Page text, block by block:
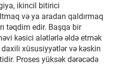
ikincil bitirici
və ya aradan qaldırmaq
təqdim edir. Başqa bir
kəsici alətlərlə əldə etmək
xüsusiyyətlər və kəskin
Proses yüksək dərəcədə